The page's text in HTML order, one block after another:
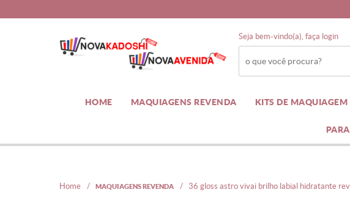
seja bem-vindo(a), faça login
HOME MAQUIAGENS REVENDA KITS DE MAQUIAGEM
home MAQUIAGENS REVENDA 36 gloss astro vivai brilho labial hidratante